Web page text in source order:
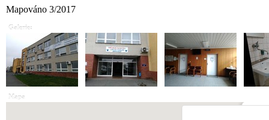
Mapováno 3/2017
Galerie:
Mapa